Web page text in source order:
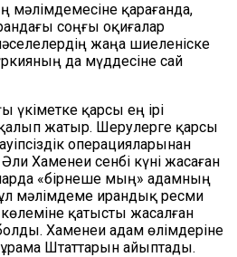
мәлімдемесіне қарағанда,
соңғы оқиғалар
жаңа шиеленіске
да мүддесіне сай
қарсы ең ірі
жатыр. Шерулерге қарсы
операцияларынан
Әли Хаменеи сенбі күні жасаған
«бірнеше мың» адамның
мәлімдеме ирандық ресми
қатысты жасалған
Хаменеи адам өлімдеріне
Штаттарын айыптады.